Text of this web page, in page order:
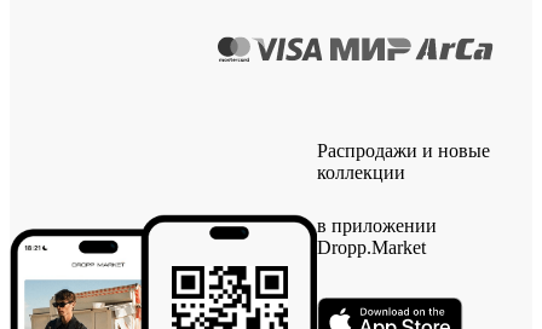
Распродажи и новые
коллекции
в приложении
Dropp.Market